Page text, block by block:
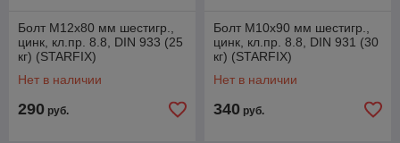
Болт М12х80 мм шестигр.,
цинк, кл.пр. 8.8, DIN 933 (25
кг) (STARFIX)
Нет в наличии
290 руб.
Болт М10х90 мм шестигр.,
цинк, кл.пр. 8.8, DIN 931 (30
кг) (STARFIX)
Нет в наличии
340 руб.